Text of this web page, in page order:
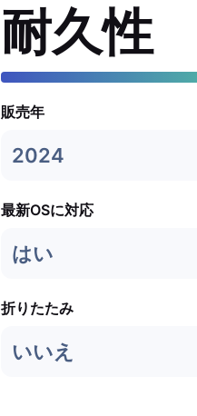
耐久性
販売年
2024
最新OSに対応
はい
折りたたみ
いいえ